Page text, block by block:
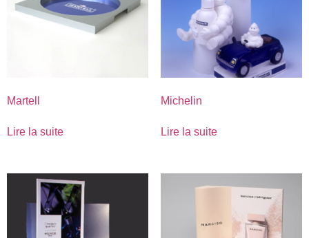
Martell
Lire la suite
Michelin
Lire la suite